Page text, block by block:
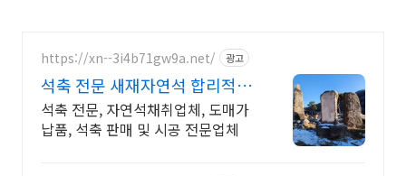
https://xn--3i4b71gw9a.net/ 광고
석축 전문 새재자연석 합리적인
가격으로 전국 납품
석축 전문, 자연석채취업체, 도매가
납품, 석축 판매 및 시공 전문업체